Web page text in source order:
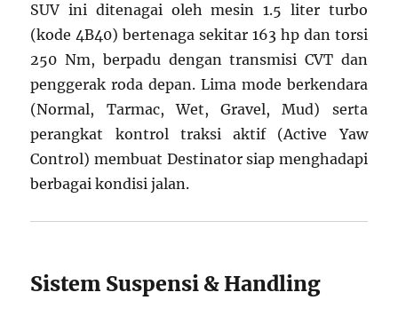
SUV ini ditenagai oleh mesin 1.5 liter turbo
(kode 4B40) bertenaga sekitar 163 hp dan torsi
250 Nm, berpadu dengan transmisi CVT dan
penggerak roda depan. Lima mode berkendara
(Normal, Tarmac, Wet, Gravel, Mud) serta
perangkat kontrol traksi aktif (Active Yaw
Control) membuat Destinator siap menghadapi
berbagai kondisi jalan.
Sistem Suspensi & Handling